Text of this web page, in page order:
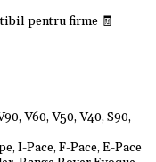
pentru firme 🧾
V60, V50, V40, S90,
I-Pace, F-Pace, E-Pace